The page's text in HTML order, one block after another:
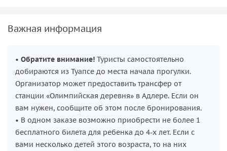
Важная информация
• Обратите внимание! Туристы самостоятельно
добираются из Туапсе до места начала прогулки.
Организатор может предоставить трансфер от
станции «Олимпийская деревня» в Адлере. Если он
вам нужен, сообщите об этом после бронирования.
• В одном заказе возможно приобрести не более 1
бесплатного билета для ребенка до 4-х лет. Если с
вами несколько детей этого возраста, то на них